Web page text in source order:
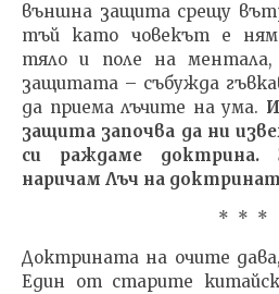
външна защита срещу
тъй като човекът е
тяло и поле на
защитата – събужда
да приема лъчите на ума.
защита започва да ни
си раждаме доктрина.
наричам Лъч на
* * *
Доктрината на очите
Един от старите